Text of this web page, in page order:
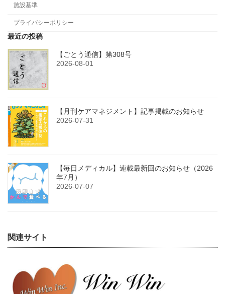
施設基準
プライバシーポリシー
最近の投稿
【ごとう通信】第308号
2026-08-01
【月刊ケアマネジメント】記事掲載のお知らせ
2026-07-31
【毎日メディカル】連載最新回のお知らせ（2026
年7月）
2026-07-07
関連サイト